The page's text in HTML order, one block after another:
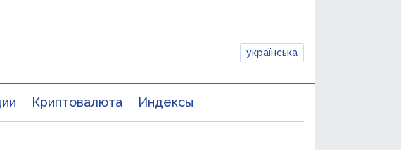
українська
Криптовалюта Индексы